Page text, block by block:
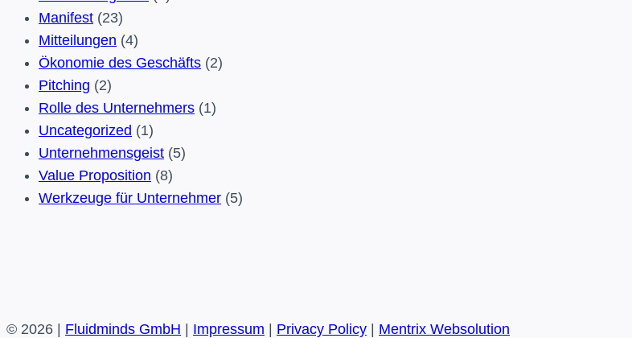
Manifest (23)
Mitteilungen (4)
Ökonomie des Geschäfts (2)
Pitching (2)
Rolle des Unternehmers (1)
Uncategorized (1)
Unternehmensgeist (5)
Value Proposition (8)
Werkzeuge für Unternehmer (5)
© 2026 | Fluidminds GmbH Impressum Privacy Policy Mentrix Websolution